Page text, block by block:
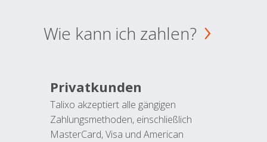
Wie kann ich zahlen?
Privatkunden
Talixo akzeptiert alle gängigen
Zahlungsmethoden, einschließlich
MasterCard, Visa und American